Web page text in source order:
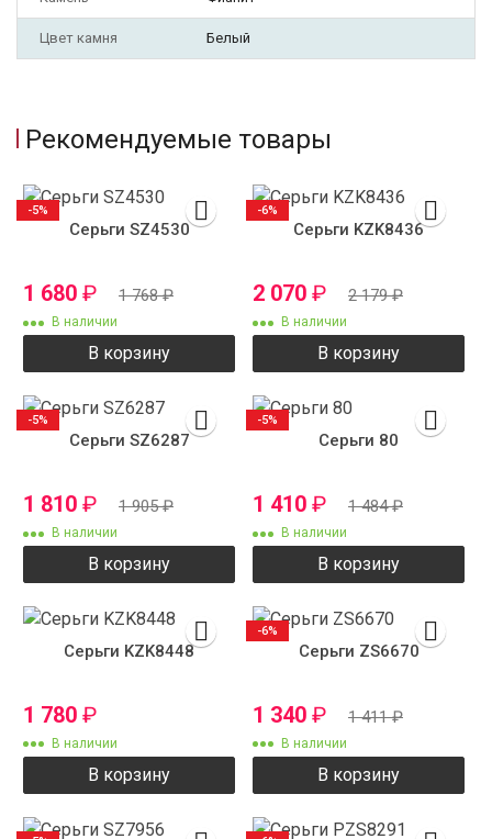
Цвет камня Белый
Рекомендуемые товары
Серьги SZ4530
1 680 ₽ 1 768₽
В наличии
В корзину
-5%
Серьги KZK8436
2 070 ₽ 2 179₽
В наличии
В корзину
-6%
Серьги SZ6287
1 810 ₽ 1 905₽
В наличии
В корзину
-5%
Серьги 80
1 410 ₽ 1 484₽
В наличии
В корзину
-5%
Серьги KZK8448
1 780 ₽
В наличии
В корзину
Серьги ZS6670
1 340 ₽ 1 411₽
В наличии
В корзину
-6%